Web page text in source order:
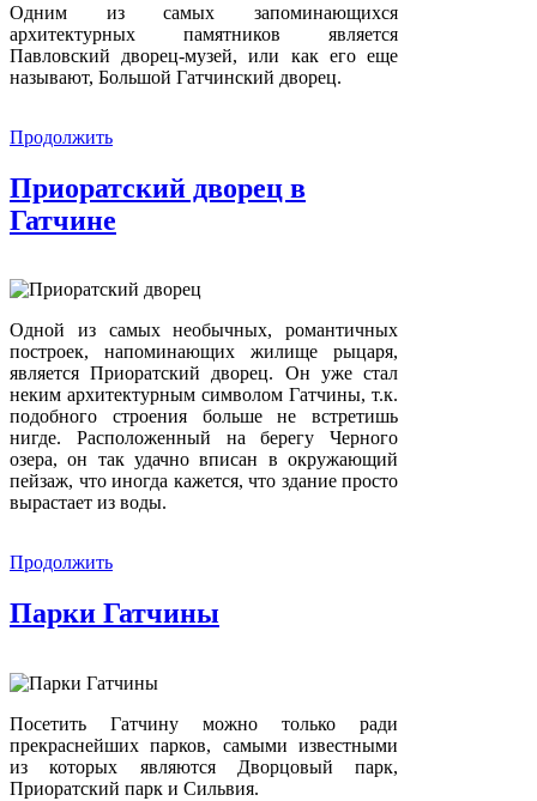
Одним из самых запоминающихся
архитектурных памятников является
Павловский дворец-музей, или как его еще
называют, Большой Гатчинский дворец.
Продолжить
Приоратский дворец в
Гатчине
Одной из самых необычных, романтичных
построек, напоминающих жилище рыцаря,
является Приоратский дворец. Он уже стал
неким архитектурным символом Гатчины, т.к.
подобного строения больше не встретишь
нигде. Расположенный на берегу Черного
озера, он так удачно вписан в окружающий
пейзаж, что иногда кажется, что здание просто
вырастает из воды.
Продолжить
Парки Гатчины
Посетить Гатчину можно только ради
прекраснейших парков, самыми известными
из которых являются Дворцовый парк,
Приоратский парк и Сильвия.